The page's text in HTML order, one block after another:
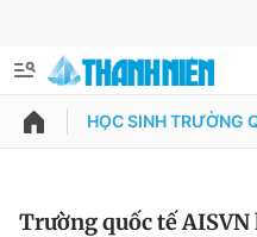
QUẢNG CÁO
Thông tin tài khoản
HỌC SINH TRƯỜNG
Trường quốc tế